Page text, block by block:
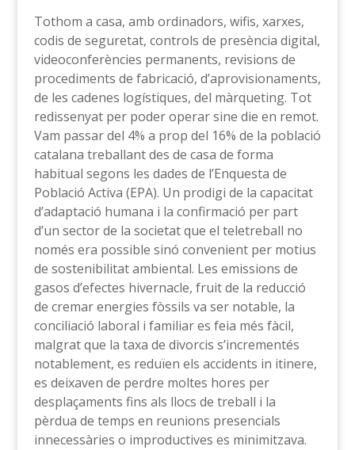
Tothom a casa, amb ordinadors, wifis, xarxes,
codis de seguretat, controls de presència digital,
videoconferències permanents, revisions de
procediments de fabricació, d’aprovisionaments,
de les cadenes logístiques, del màrqueting. Tot
redissenyat per poder operar sine die en remot.
Vam passar del 4% a prop del 16% de la població
catalana treballant des de casa de forma
habitual segons les dades de l’Enquesta de
Població Activa (EPA). Un prodigi de la capacitat
d’adaptació humana i la confirmació per part
d’un sector de la societat que el teletreball no
només era possible sinó convenient per motius
de sostenibilitat ambiental. Les emissions de
gasos d’efectes hivernacle, fruit de la reducció
de cremar energies fòssils va ser notable, la
conciliació laboral i familiar es feia més fàcil,
malgrat que la taxa de divorcis s’incrementés
notablement, es reduïen els accidents in itinere,
es deixaven de perdre moltes hores per
desplaçaments fins als llocs de treball i la
pèrdua de temps en reunions presencials
innecessàries o improductives es minimitzava.